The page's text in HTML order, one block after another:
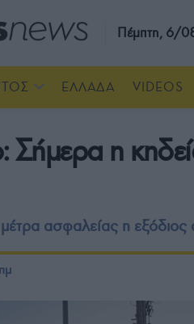
Πέμπτη, 6/
ΕΛΛΑΔΑ VIDEOS
Σήμερα η
ασφαλείας η